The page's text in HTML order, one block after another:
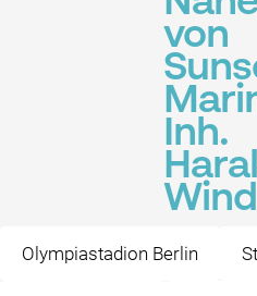
von
Inh.
Olympiastadion Berlin